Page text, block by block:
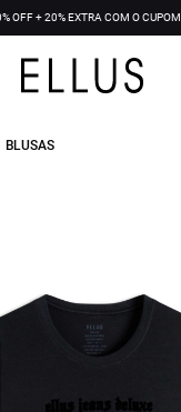
OFF + 20% EXTRA COM O CUPOM
BLUSAS